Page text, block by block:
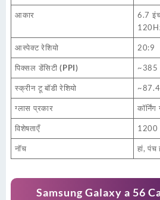
आकार
6.7
आस्पेक्ट रेशियो 20:9
पिक्सल डेंसिटी (PPI) ~385
स्क्रीन टू बॉडी रेशियो
ग्लास प्रकार
विशेषताएँ 1200
नॉच हां, पंच
Samsung Galaxy a 56